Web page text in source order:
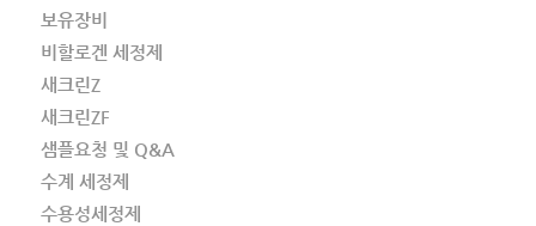
보유장비
비할로겐 세정제
새크린Z
새크린ZF
샘플요청 및 Q&A
수계 세정제
수용성세정제